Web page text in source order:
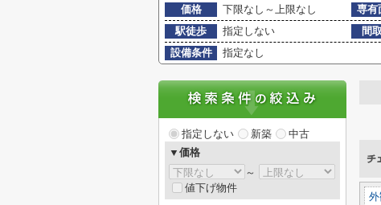
価格
下限なし～上限なし 専有
駅徒歩
指定しない 間
設備条件
指定なし
指定しない 新築
中古
▼価格
～
値下げ物件